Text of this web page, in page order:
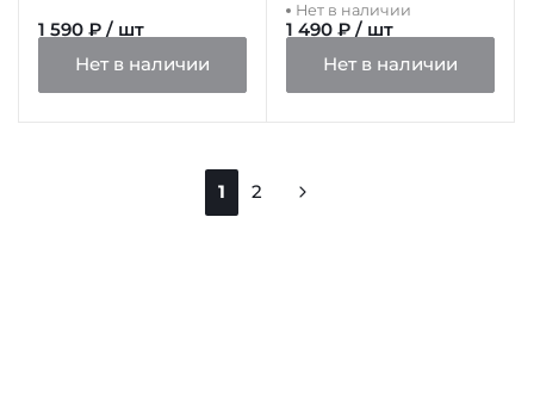
1 590 ₽ / шт
Нет в наличии
Нет в наличии
1 490 ₽ / шт
Нет в наличии
1 2